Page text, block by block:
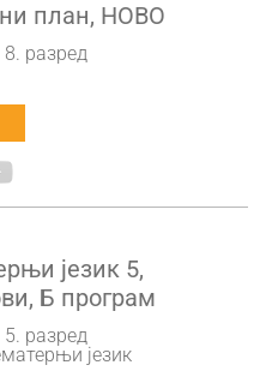
план, НОВО
разред
језик 5,
Б програм
разред
језик